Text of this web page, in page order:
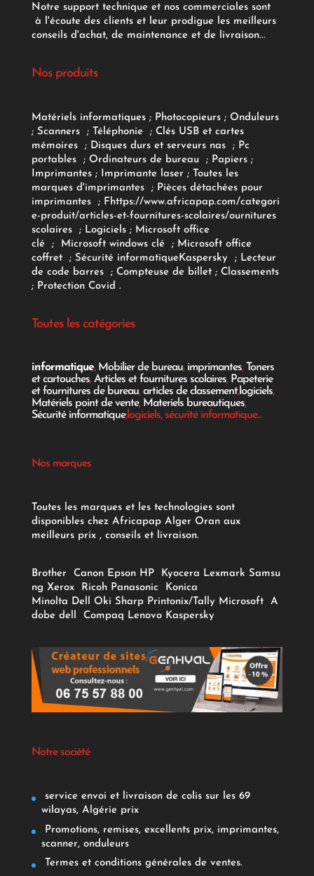
Notre support technique et nos commerciales sont
à l'écoute des clients et leur prodigue les meilleurs
conseils d'achat, de maintenance et de livraison...
Nos produits
Matériels informatiques; Photocopieurs; Onduleurs
; Scanners ; Téléphonie ; Clés USB et cartes
mémoires
; Disques durs et serveurs nas ; Pc
portables
; Ordinateurs de bureau ; Papiers;
Imprimantes;Imprimante laser; Toutes les
marques d'imprimantes
; Pièces détachées pour
imprimantes
; Fhttps://www.africapap.com/categori
e-produit/articles-et-fournitures-scolaires/ournitures
scolaires; Logiciels ; Microsoft office
clé
; Microsoft windows clé; Microsoft office
coffret ; Sécurité informatiqueKaspersky ; Lecteur
de code barres
; Compteuse de billet; Classements
; Protection Covid .
Toutes les catégories
informatique, Mobilier de bureau, imprimantes, Toners
et cartouches,Articles et fournitures scolaires, Papeterie
et fournitures de bureau,articles de classement,logiciels,
Matériels point de vente, Materiels bureautiques,
Sécurité informatique,logiciels, sécurité informatique...
Nos marques
Toutes les marques et les technologies sont
disponibles chez Africapap Alger Oran aux
meilleurs prix , conseils et livraison.
Brother Canon Epson HP Kyocera Lexmark Samsu
ng Xerox Ricoh Panasonic
Konica
Minolta Dell Oki Sharp Printonix/Tally Microsoft
A
dobe dell Compaq Lenovo Kaspersky
Notre société
service envoi et livraison de colis sur les 69
wilayas, Algérie prix
Promotions, remises, excellents prix, imprimantes,
scanner, onduleurs
Termes et conditions générales de ventes.